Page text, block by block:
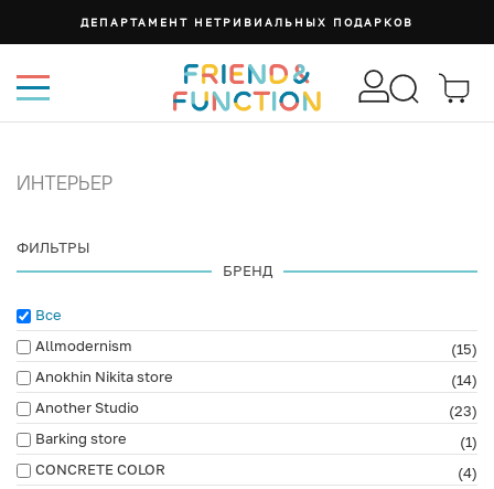
ДЕПАРТАМЕНТ НЕТРИВИАЛЬНЫХ ПОДАРКОВ
ИНТЕРЬЕР
ФИЛЬТРЫ
БРЕНД
Все
Allmodernism
(15)
Anokhin Nikita store
(14)
Another Studio
(23)
Barking store
(1)
CONCRETE COLOR
(4)